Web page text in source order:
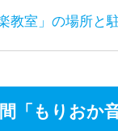
教室」の場所と
「もりおか